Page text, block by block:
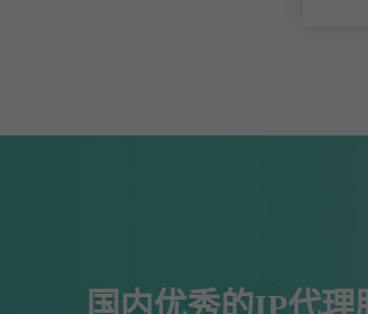
国内优秀的IP代理